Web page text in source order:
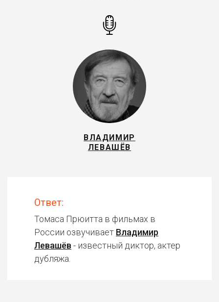
ВЛАДИМИР
ЛЕВАШЁВ
Ответ:
Томаса Прюитта в фильмах в
России озвучивает Владимир
Левашёв - известный диктор, актер
дубляжа.